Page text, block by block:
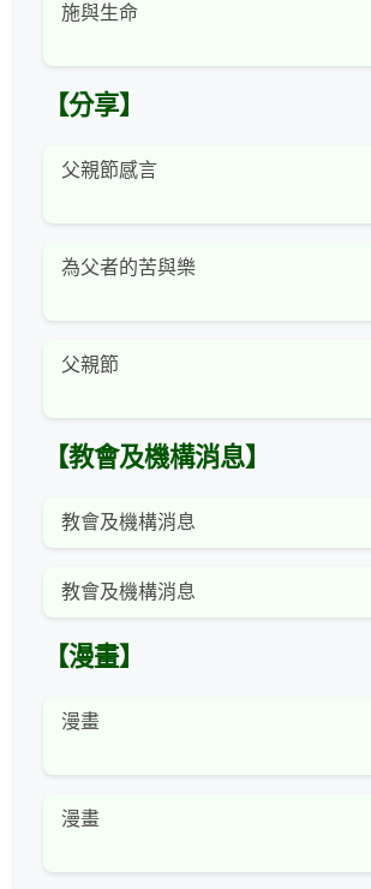
施與生命
【分享】
父親節感言
為父者的苦與樂
父親節
【教會及機構消息】
教會及機構消息
教會及機構消息
【漫畫】
漫畫
漫畫